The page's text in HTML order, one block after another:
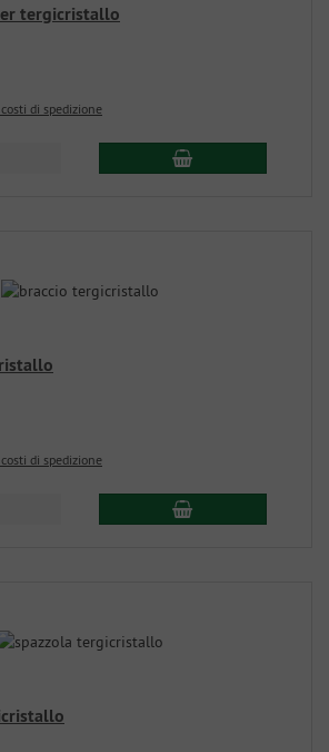
tergicristallo
di spedizione
di spedizione